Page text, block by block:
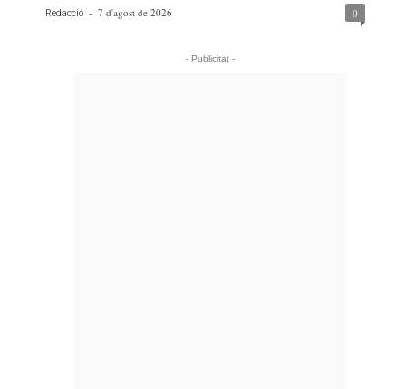
Redacció - 7 d'agost de 2026 0
- Publicitat -